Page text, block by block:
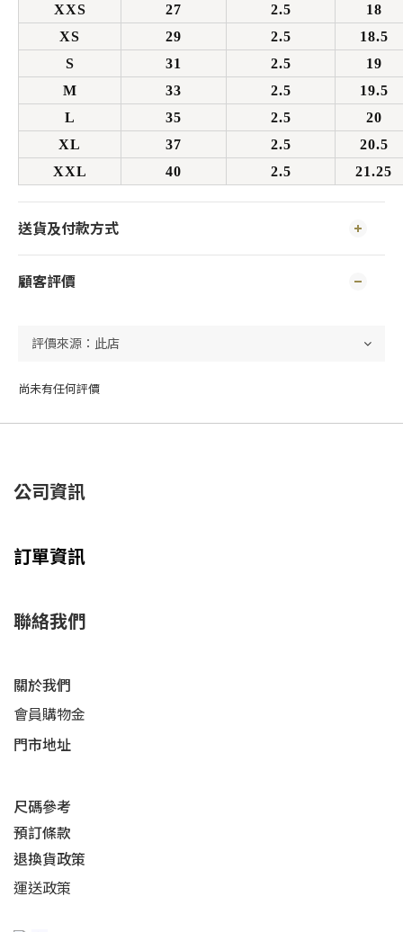
XXS 27 2.5
18
XS
29 2.5
18.5
S
31 2.5
19
M
33 2.5
19.5
L
35 2.5
20
XL
37 2.5
20.5
XXL
40 2.5 21.25
送貨及付款方式
顧客評價
尚未有任何評價
公司資訊
訂單資訊
聯絡我們
關於我們
會員購物金
門市地址
尺碼參考
預訂條款
退換貨政策​
運送政策​